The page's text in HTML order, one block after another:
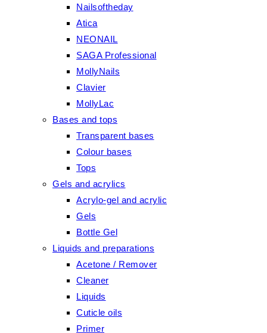
Nailsoftheday
Atica
NEONAIL
SAGA Professional
MollyNails
Clavier
MollyLac
Bases and tops
Transparent bases
Colour bases
Tops
Gels and acrylics
Acrylo-gel and acrylic
Gels
Bottle Gel
Liquids and preparations
Acetone / Remover
Cleaner
Liquids
Cuticle oils
Primer